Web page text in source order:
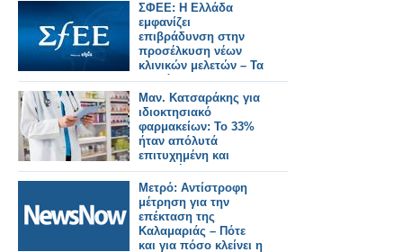
ΣΦΕΕ: Η Ελλάδα
εμφανίζει
επιβράδυνση στην
προσέλκυση νέων
κλινικών μελετών – Τα
«αγκάθια» και οι
«χαμένοι»
Μαν. Κατσαράκης για
ιδιοκτησιακό
φαρμακείων: Το 33%
ήταν απόλυτά
επιτυχημένη και
κομβική
μεταρρύθμιση
Μετρό: Αντίστροφη
μέτρηση για την
επέκταση της
Καλαμαριάς – Πότε
και για πόσο κλείνει η